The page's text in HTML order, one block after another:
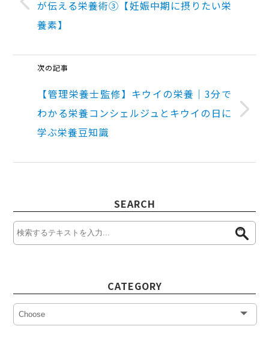
が伝える栄養術③【妊娠中期に摂りたい栄
養素】
次の記事
【管理栄養士監修】キウイの栄養｜3分で
わかる栄養コンシェルジュとキウイの日に
学ぶ栄養豆知識
SEARCH
CATEGORY